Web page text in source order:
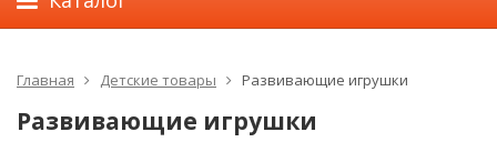
Главная Детские товары Развивающие игрушки
Развивающие игрушки